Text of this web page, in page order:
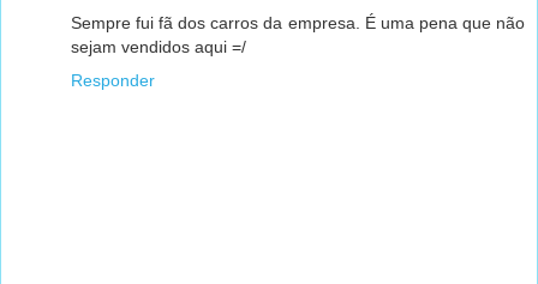
Sempre fui fã dos carros da empresa. É uma pena que não
sejam vendidos aqui =/
Responder